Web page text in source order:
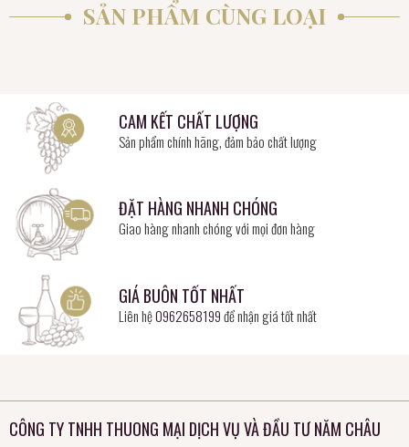
SẢN PHẨM CÙNG LOẠI
CAM KẾT CHẤT LƯỢNG
Sản phẩm chính hãng, đảm bảo chất lượng
ĐẶT HÀNG NHANH CHÓNG
Giao hàng nhanh chóng với mọi đơn hàng
GIÁ BUÔN TỐT NHẤT
Liên hệ0962658199để nhận giá tốt nhất
CÔNG TY TNHH THUONG MẠI DỊCH VỤ VÀ ĐẦU TƯ NĂM CHÂU